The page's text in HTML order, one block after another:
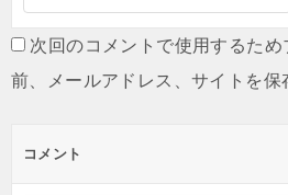
次回のコメントで使用するた
前、メールアドレス、サイトを保
コメント